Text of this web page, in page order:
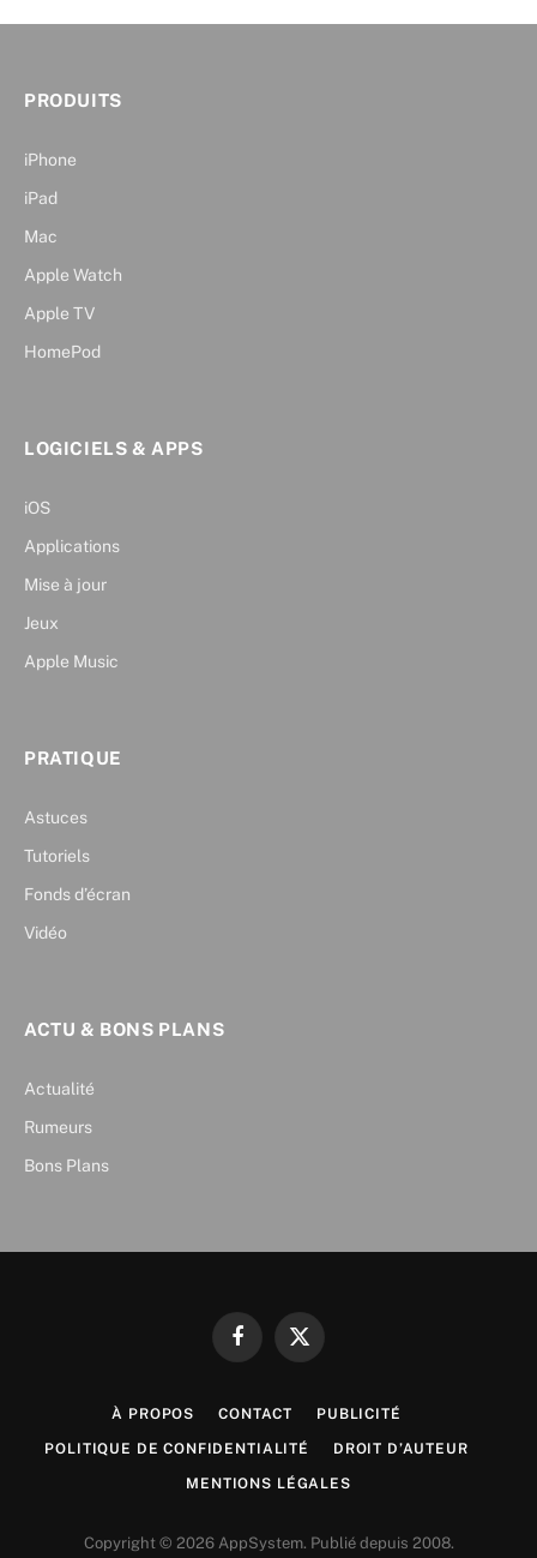
PRODUITS
iPhone
iPad
Mac
Apple Watch
Apple TV
HomePod
LOGICIELS & APPS
iOS
Applications
Mise à jour
Jeux
Apple Music
PRATIQUE
Astuces
Tutoriels
Fonds d’écran
Vidéo
ACTU & BONS PLANS
Actualité
Rumeurs
Bons Plans
FacebookX
À PROPOS CONTACT PUBLICITÉ
POLITIQUE DE CONFIDENTIALITÉ DROIT D’AUTEUR
MENTIONS LÉGALES
Copyright © 2026 AppSystem. Publié depuis 2008.